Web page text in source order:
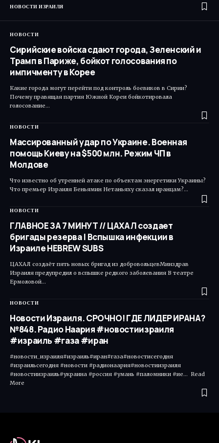
НОВОСТИ ИЗРАИЛЯ
НОВОСТИ
Сирийские войска сдают города, Зеленский и
Трамп в Париже, бойкот голосования по
импичменту в Корее
Какие города могут перейти под контроль боевиков в Сирии?
Почему правящая партия Южной Кореи бойкотировала
голосование…
НОВОСТИ
Массированный удар по Украине. Военная
помощь Киеву на $500 млн. Режим ЧП в
Молдове
Что известно об утренней атаке по объектам энергетики Украины?
Что премьер Израиля Беньямин Нетаньяху сказал иранцам?…
НОВОСТИ
ГЛАВНОЕ ЗА 7 МИНУТ // ЦАХАЛ создает
бригады резерва | Вспышка инфекции в
Израиле HEBREW SUBS
ЦАХАЛ создаёт пять новых бригад из добровольцевМинздрав
Израиля предупредил о вспышке редкого заболевания В театре
Ермоловой…
НОВОСТИ
Новости Израиля. СРОЧНО! ГДЕ ЛИДЕР ИРАНА?
№848. Радио Наария #новостиизраиля
#израиль #газа #иран
#новости_израиля#израиль#иран#газа#новостисегодня
#израильсегодня #новости #радионаария#новостиизраиля
#новостиизраиль#украина #россия #умань #паломники #ие... Read
More ​